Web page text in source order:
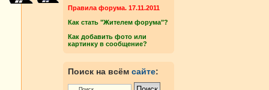
Правила форума. 17.11.2011
Как стать "Жителем форума"?
Как добавить фото или
картинку в сообщение?
Поиск на всём сайте: